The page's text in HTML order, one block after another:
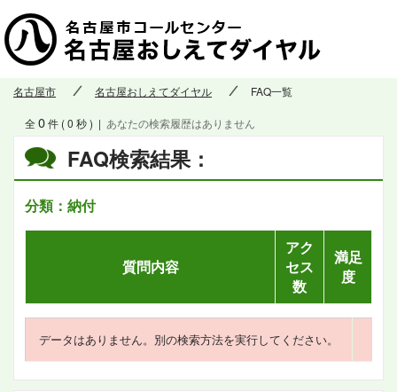
名古屋市 名古屋おしえてダイヤル FAQ一覧
FAQ検索結果：
分類：納付
全0件 ( 0 秒 ) | あなたの検索履歴はありません
質問内容
アク
セス
数
満足
度
データはありません。別の検索方法を実行してください。